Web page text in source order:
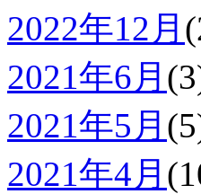
2022年12月
2021年6月
2021年5月
2021年4月